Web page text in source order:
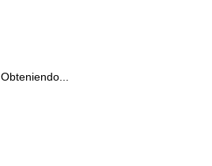
Obteniendo...